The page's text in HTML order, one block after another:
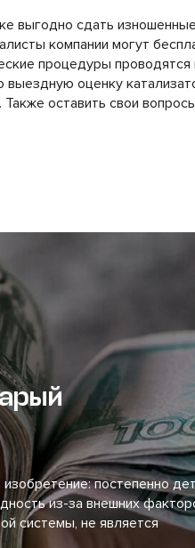
выгодно сдать
компании могут
процедуры
выездную оценку
. Также оставить свои
постепенно
из-за внешних
системы, не является